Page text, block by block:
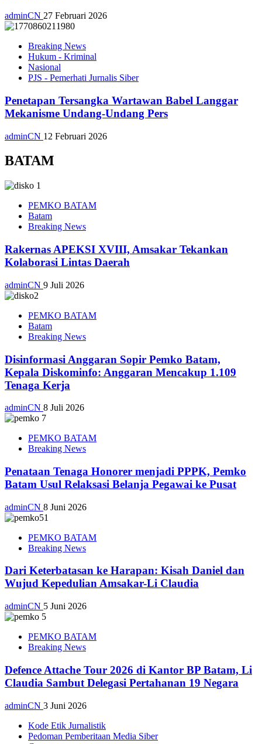
adminCN 27 Februari 2026
Breaking News
Hukum - Kriminal
Nasional
PJS - Pemerhati Jurnalis Siber
Penetapan Tersangka Wartawan Babel Langgar
Mekanisme Undang-Undang Pers
adminCN 12 Februari 2026
BATAM
PEMKO BATAM
Batam
Breaking News
Rakernas APEKSI XVIII, Amsakar Tekankan
Kolaborasi Lintas Daerah
adminCN 9 Juli 2026
PEMKO BATAM
Batam
Breaking News
Disinformasi Anggaran Sopir Pemko Batam,
Kepala Diskominfo: Anggaran Mencakup 1.109
Tenaga Kerja
adminCN 8 Juli 2026
PEMKO BATAM
Breaking News
Penataan Tenaga Honorer menjadi PPPK, Pemko
Batam Usul Relaksasi Belanja Pegawai ke Pusat
adminCN 8 Juni 2026
PEMKO BATAM
Breaking News
Dari Keterbatasan ke Harapan: Kisah Daniel dan
Wujud Kepedulian Amsakar-Li Claudia
adminCN 5 Juni 2026
PEMKO BATAM
Breaking News
Defence Attache Tour 2026 di Kantor BP Batam, Li
Claudia Sambut Delegasi Pertahanan 19 Negara
adminCN 3 Juni 2026
Kode Etik Jurnalistik
Pedoman Pemberitaan Media Siber